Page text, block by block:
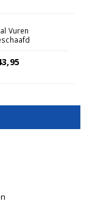
Vuren